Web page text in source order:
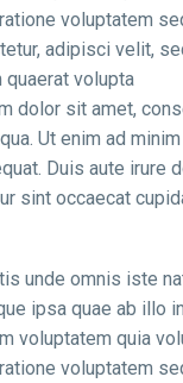
voluptatem
adipisci velit,
quaerat volupta
dolor sit amet,
Ut enim ad
Duis aute irure
sint occaecat
unde omnis iste
ipsa quae ab illo
voluptatem quia
voluptatem